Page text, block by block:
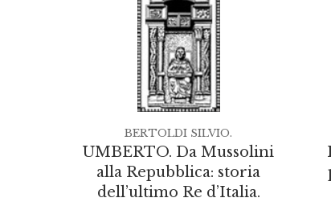
UMBERTO. Da Mussolini
alla Repubblica: storia
dell’ultimo Re d’Italia.
BERTOLDI SILVIO.